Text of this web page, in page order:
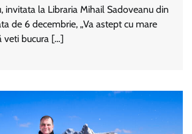
invitata la Libraria Mihail Sadoveanu din
de 6 decembrie, „Va astept cu mare
veti bucura […]